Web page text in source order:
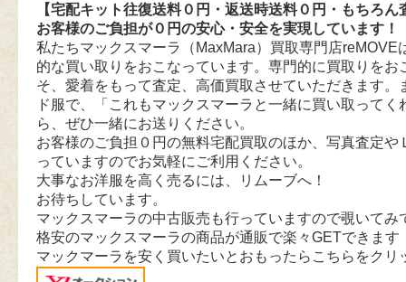
【宅配キット往復送料０円・返送時送料０円・もちろん
お客様のご負担が０円の安心・安全を実現しています！
私たちマックスマーラ（MaxMara）買取専門店reMOVE
的な買い取りをおこなっています。専門的に買取りをお
そ、愛着をもって査定、高価買取させていただきます。
ド服で、「これもマックスマーラと一緒に買い取ってく
ら、ぜひ一緒にお送りください。
お客様のご負担０円の無料宅配買取のほか、写真査定や
っていますのでお気軽にご利用ください。
大事なお洋服を高く売るには、リムーブへ！
お待ちしています。
マックスマーラの中古販売も行っていますので覗いてみ
格安のマックスマーラの商品が通販で楽々GETできます
マックマーラを安く買いたいとおもったらこちらをクリ